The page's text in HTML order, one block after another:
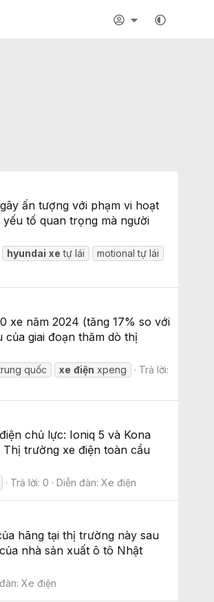
ấn tượng với phạm vi hoạt
tố quan trọng mà người
hyundai xe tự lái
motional tự lái
xe năm 2024 (tăng 17% so với
giai đoạn thăm dò thị
quốc xe điện xpeng
Trả lời:
chủ lực: Ioniq 5 và Kona
trường xe điện toàn cầu
Trả lời: 0 Diễn đàn:Xe điện
hãng tại thị trường này sau
nhà sản xuất ô tô Nhật
Xe điện